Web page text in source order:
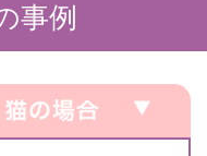
事例